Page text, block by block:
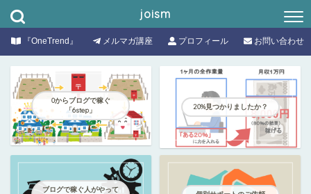
joism
『OneTrend』 メルマガ講座 プロフィール お問い合わせ
0からブログで稼ぐ
「6step」
20%見つかりましたか？
ブログで稼ぐ人がやって